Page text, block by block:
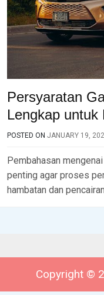
Persyaratan
Lengkap untuk
POSTED ON JANUARY 19,
Pembahasan mengenai
penting agar proses
hambatan dan